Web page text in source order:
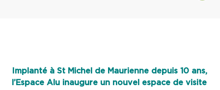
Implanté à St Michel de Maurienne depuis 10 ans,
l’Espace Alu inaugure un nouvel espace de visite